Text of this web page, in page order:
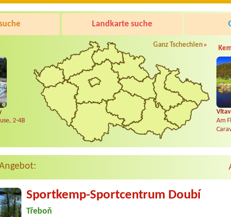
Landkarte suche
2-4B
Ganz Tschechien»
Am
Sportkemp-Sportcentrum Doubí
Třeboň